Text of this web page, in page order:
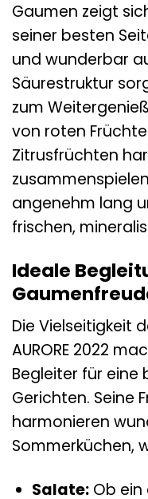
Gaumen zeigt
seiner besten
und wunderbar
Säurestruktur
zum
von roten
Zitrusfrüchten
angenehm lang
frischen,
Ideale
Die Vielseitigkeit
AURORE 2022
Begleiter für eine
Gerichten. Seine
harmonieren
Sommerküchen,
Salate:Ob ein